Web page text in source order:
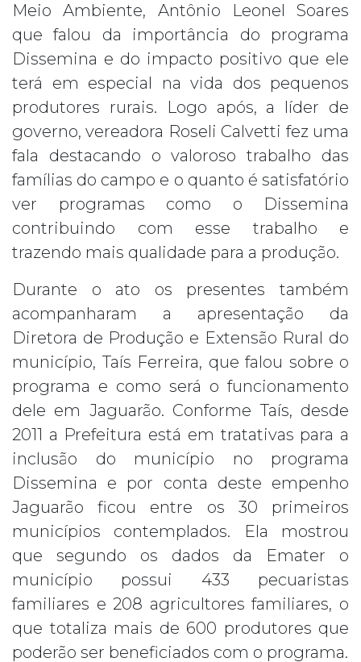
Meio Ambiente, Antônio Leonel Soares
que falou da importância do programa
Dissemina e do impacto positivo que ele
terá em especial na vida dos pequenos
produtores rurais. Logo após, a líder de
governo, vereadora Roseli Calvetti fez uma
fala destacando o valoroso trabalho das
famílias do campo e o quanto é satisfatório
ver programas como o Dissemina
contribuindo com esse trabalho e
trazendo mais qualidade para a produção.
Durante o ato os presentes também
acompanharam a apresentação da
Diretora de Produção e Extensão Rural do
município, Taís Ferreira, que falou sobre o
programa e como será o funcionamento
dele em Jaguarão. Conforme Taís, desde
2011 a Prefeitura está em tratativas para a
inclusão do município no programa
Dissemina e por conta deste empenho
Jaguarão ficou entre os 30 primeiros
municípios contemplados. Ela mostrou
que segundo os dados da Emater o
município possui 433 pecuaristas
familiares e 208 agricultores familiares, o
que totaliza mais de 600 produtores que
poderão ser beneficiados com o programa.